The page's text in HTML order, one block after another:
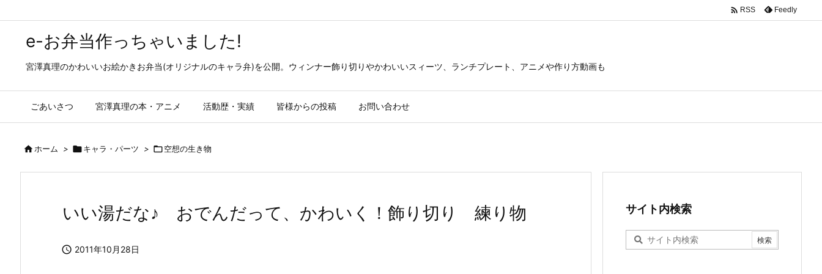
e-お弁当作っちゃいました!
宮澤真理のかわいいお絵かきお弁当(オリジナルのキャラ弁)を公開。ウィンナー飾り切りやかわいいスィーツ、ランチプレート、アニメや作り方動画も
ごあいさつ 宮澤真理の本・アニメ 活動歴・実績 皆様からの投稿 お問い合わせ
 RSS Feedly
ホーム > キャラ・パーツ > 空想の生き物
いい湯だな♪ おでんだって、かわいく！飾り切り 練り物
 2011年10月28日
サイト内検索